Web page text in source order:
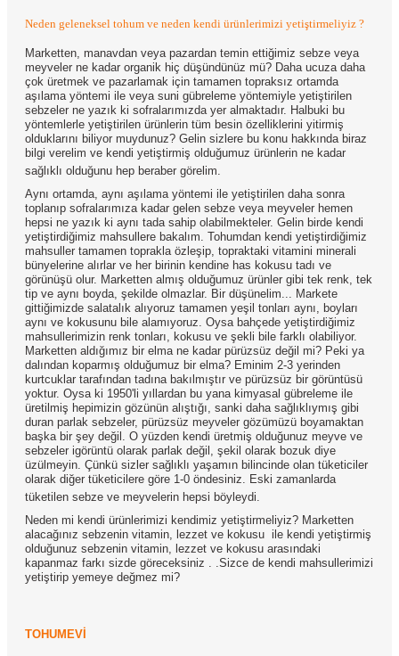
Neden geleneksel tohum ve neden kendi ürünlerimizi yetiştirmeliyiz ?
Marketten, manavdan veya pazardan temin ettiğimiz sebze veya
meyveler ne kadar organik hiç düşündünüz mü? Daha ucuza daha
çok üretmek ve pazarlamak için tamamen topraksız ortamda
aşılama yöntemi ile veya suni gübreleme yöntemiyle yetiştirilen
sebzeler ne yazık ki sofralarımızda yer almaktadır. Halbuki bu
yöntemlerle yetiştirilen ürünlerin tüm besin özelliklerini yitirmiş
olduklarını biliyor muydunuz? Gelin sizlere bu konu hakkında biraz
bilgi verelim ve kendi yetiştirmiş olduğumuz ürünlerin ne kadar
sağlıklı olduğunu hep beraber görelim.
Aynı ortamda, aynı aşılama yöntemi ile yetiştirilen daha sonra
toplanıp sofralarımıza kadar gelen sebze veya meyveler hemen
hepsi ne yazık ki aynı tada sahip olabilmekteler. Gelin birde kendi
yetiştirdiğimiz mahsullere bakalım. Tohumdan kendi yetiştirdiğimiz
mahsuller tamamen toprakla özleşip, topraktaki vitamini minerali
bünyelerine alırlar ve her birinin kendine has kokusu tadı ve
görünüşü olur. Marketten almış olduğumuz ürünler gibi tek renk, tek
tip ve aynı boyda, şekilde olmazlar. Bir düşünelim... Markete
gittiğimizde salatalık alıyoruz tamamen yeşil tonları aynı, boyları
aynı ve kokusunu bile alamıyoruz. Oysa bahçede yetiştirdiğimiz
mahsullerimizin renk tonları, kokusu ve şekli bile farklı olabiliyor.
Marketten aldığımız bir elma ne kadar pürüzsüz değil mi? Peki ya
dalından koparmış olduğumuz bir elma? Eminim 2-3 yerinden
kurtcuklar tarafından tadına bakılmıştır ve pürüzsüz bir görüntüsü
yoktur. Oysa ki 1950'li yıllardan bu yana kimyasal gübreleme ile
üretilmiş hepimizin gözünün alıştığı, sanki daha sağlıklıymış gibi
duran parlak sebzeler, pürüzsüz meyveler gözümüzü boyamaktan
başka bir şey değil. O yüzden kendi üretmiş olduğunuz meyve ve
sebzeler igörüntü olarak parlak değil, şekil olarak bozuk diye
üzülmeyin. Çünkü sizler sağlıklı yaşamın bilincinde olan tüketiciler
olarak diğer tüketicilere göre 1-0 öndesiniz. Eski zamanlarda
tüketilen sebze ve meyvelerin hepsi böyleydi.
Neden mi kendi ürünlerimizi kendimiz yetiştirmeliyiz? Marketten
alacağınız sebzenin vitamin, lezzet ve kokusu ile kendi yetiştirmiş
olduğunuz sebzenin vitamin, lezzet ve kokusu arasındaki
kapanmaz farkı sizde göreceksiniz . .Sizce de kendi mahsullerimizi
yetiştirip yemeye değmez mi?
TOHUMEVİ